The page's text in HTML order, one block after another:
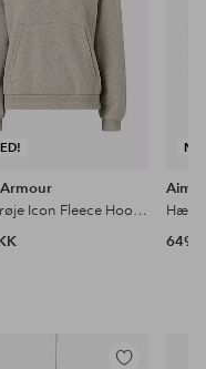
Hættetrøje Icon Fleece Hoodie
Aim'n
649